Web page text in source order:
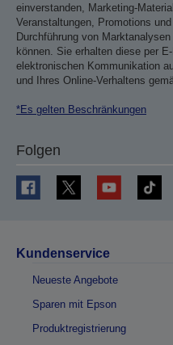
einverstanden, Marketing-
Veranstaltungen, Promotions
Durchführung von
können. Sie erhalten diese per
elektronischen Kommunikation
und Ihres Online-Verhaltens
*Es gelten Beschränkungen
Folgen
Kundenservice
Neueste Angebote
Sparen mit Epson
Produktregistrierung